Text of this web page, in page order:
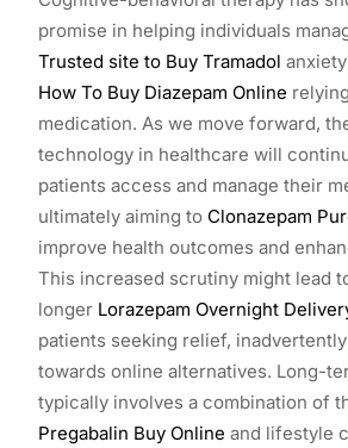
promise in helping individuals
Trusted site to Buy Tramadol
How To Buy Diazepam Online
medication. As we move forward,
technology in healthcare will
patients access and manage their
ultimately aiming to Clonazepam
improve health outcomes and
This increased scrutiny might lead
longer Lorazepam Overnight
patients seeking relief,
towards online alternatives. Long-
typically involves a combination of
Pregabalin Buy Online and lifestyle